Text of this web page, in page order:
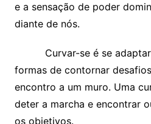
e a sensação de poder
diante de nós.
Curvar-se é se adaptar
formas de contornar
encontro a um muro. Uma
deter a marcha e encontrar
os objetivos.